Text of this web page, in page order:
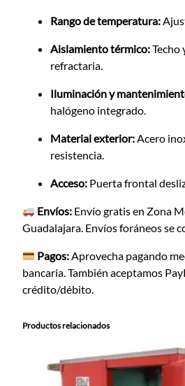
Rango de temperatura:
Aislamiento térmico:Techo
refractaria.
Iluminación y
halógeno integrado.
Material exterior:Acero
resistencia.
Acceso: Puerta frontal
Envíos: Envío gratis en Zona
Guadalajara. Envíos foráneos se
Pagos:Aprovecha pagando
bancaria. También aceptamos
crédito/débito.
Productos relacionados